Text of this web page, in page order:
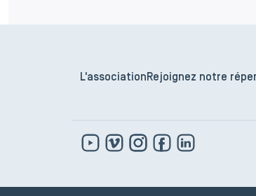
L'association Rejoignez notre